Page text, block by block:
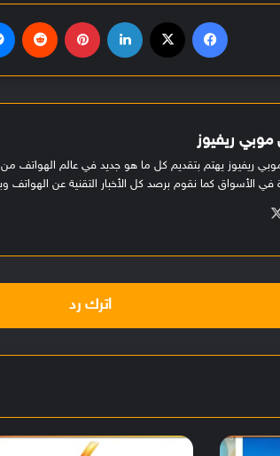
موبي ريفيوز
ريفيوز يهتم بتقديم كل ما هو جديد في عالم الهواتف
في الأسواق كما نقوم برصد كل الأخبار التقنية عن
اترك رد